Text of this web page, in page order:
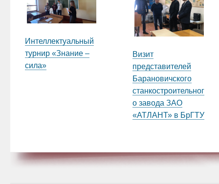
Интеллектуальный
турнир «Знание –
сила»
Визит
представителей
Барановичского
станкостроительног
о завода ЗАО
«АТЛАНТ» в БрГТУ